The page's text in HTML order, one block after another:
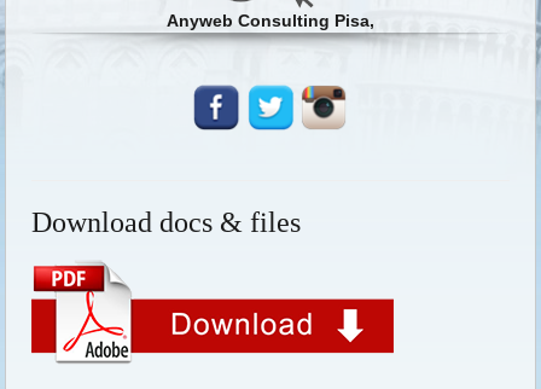
Anyweb Consulting Pisa,
Download docs & files